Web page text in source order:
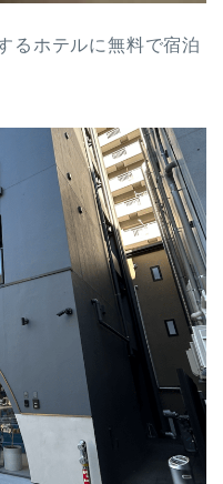
るホテルに無料で宿泊